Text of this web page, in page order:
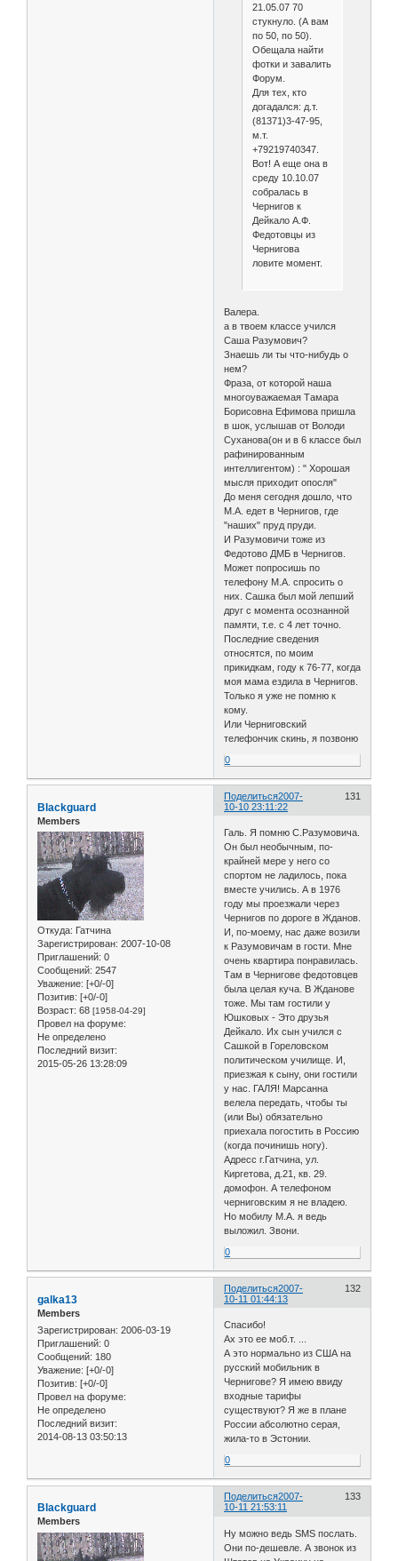
21.05.07 70
стукнуло. (А вам
по 50, по 50).
Обещала найти
фотки и завалить
Форум.
Для тех, кто
догадался: д.т.
(81371)3-47-95,
м.т.
+79219740347.
Вот! А еще она в
среду 10.10.07
собралась в
Чернигов к
Дейкало А.Ф.
Федотовцы из
Чернигова
ловите момент.
Валера.
а в твоем классе учился
Саша Разумович?
Знаешь ли ты что-нибудь о
нем?
Фраза, от которой наша
многоуважаемая Тамара
Борисовна Ефимова пришла
в шок, услышав от Володи
Суханова(он и в 6 классе был
рафинированным
интеллигентом) : " Хорошая
мысля приходит опосля"
До меня сегодня дошло, что
М.А. едет в Чернигов, где
"наших" пруд пруди.
И Разумовичи тоже из
Федотово ДМБ в Чернигов.
Может попросишь по
телефону М.А. спросить о
них. Сашка был мой лепший
друг с момента осознанной
памяти, т.е. с 4 лет точно.
Последние сведения
относятся, по моим
прикидкам, году к 76-77, когда
моя мама ездила в Чернигов.
Только я уже не помню к
кому.
Или Черниговский
телефончик скинь, я позвоню
0
Поделиться 131
2007-
10-10 23:11:22
Blackguard
Members
Откуда: Гатчина
Зарегистрирован: 2007-10-08
Приглашений: 0
Сообщений: 2547
Уважение: [+0/-0]
Позитив: [+0/-0]
Возраст: 68 [1958-04-29]
Провел на форуме:
Не определено
Последний визит:
2015-05-26 13:28:09
Галь. Я помню С.Разумовича.
Он был необычным, по-
крайней мере у него со
спортом не ладилось, пока
вместе учились. А в 1976
году мы проезжали через
Чернигов по дороге в Жданов.
И, по-моему, нас даже возили
к Разумовичам в гости. Мне
очень квартира понравилась.
Там в Чернигове федотовцев
была целая куча. В Жданове
тоже. Мы там гостили у
Юшковых - Это друзья
Дейкало. Их сын учился с
Сашкой в Гореловском
политическом училище. И,
приезжая к сыну, они гостили
у нас. ГАЛЯ! Марсанна
велела передать, чтобы ты
(или Вы) обязательно
приехала погостить в Россию
(когда починишь ногу).
Адресс г.Гатчина, ул.
Киргетова, д.21, кв. 29.
домофон. А телефоном
черниговским я не владею.
Но мобилу М.А. я ведь
выложил. Звони.
0
Поделиться 132
2007-
10-11 01:44:13
galka13
Members
Зарегистрирован: 2006-03-19
Приглашений: 0
Сообщений: 180
Уважение: [+0/-0]
Позитив: [+0/-0]
Провел на форуме:
Не определено
Последний визит:
2014-08-13 03:50:13
Спасибо!
Ах это ее моб.т. ...
А это нормально из США на
русский мобильник в
Чернигове? Я имею ввиду
входные тарифы
существуют? Я же в плане
России абсолютно серая,
жила-то в Эстонии.
0
Поделиться 133
2007-
10-11 21:53:11
Blackguard
Members
Ну можно ведь SMS послать.
Они по-дешевле. А звонок из